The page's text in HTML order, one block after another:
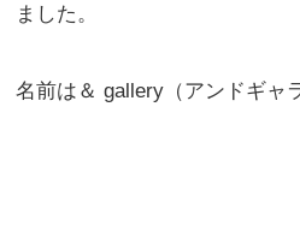
ました。
名前は＆ gallery（アンドギャ